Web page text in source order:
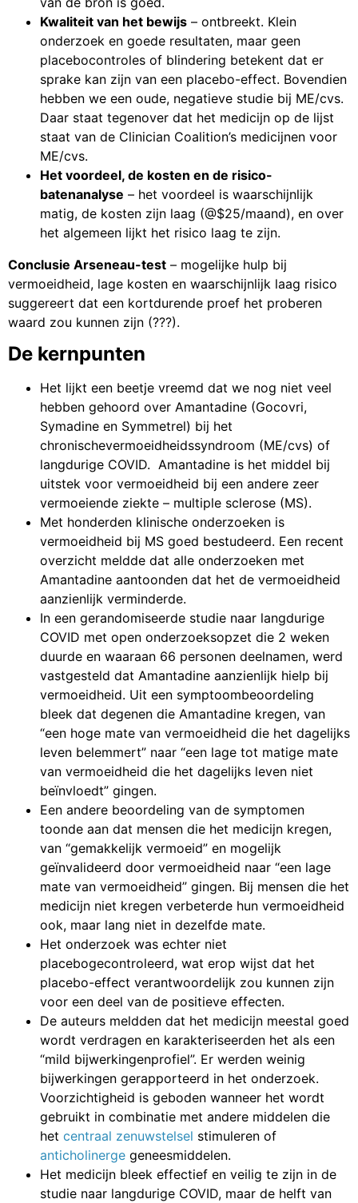
Kwaliteit van het bewijs – ontbreekt. Klein
onderzoek en goede resultaten, maar geen
placebocontroles of blindering betekent dat er
sprake kan zijn van een placebo-effect. Bovendien
hebben we een oude, negatieve studie bij ME/cvs.
Daar staat tegenover dat het medicijn op de lijst
staat van de Clinician Coalition’s medicijnen voor
ME/cvs.
Het voordeel, de kosten en de risico-
batenanalyse – het voordeel is waarschijnlijk
matig, de kosten zijn laag (@$25/maand), en over
het algemeen lijkt het risico laag te zijn.
Conclusie Arseneau-test – mogelijke hulp bij
vermoeidheid, lage kosten en waarschijnlijk laag risico
suggereert dat een kortdurende proef het proberen
waard zou kunnen zijn (???).
De kernpunten
Het lijkt een beetje vreemd dat we nog niet veel
hebben gehoord over Amantadine (Gocovri,
Symadine en Symmetrel) bij het
chronischevermoeidheidssyndroom (ME/cvs) of
langdurige COVID. Amantadine is het middel bij
uitstek voor vermoeidheid bij een andere zeer
vermoeiende ziekte – multiple sclerose (MS).
Met honderden klinische onderzoeken is
vermoeidheid bij MS goed bestudeerd. Een recent
overzicht meldde dat alle onderzoeken met
Amantadine aantoonden dat het de vermoeidheid
aanzienlijk verminderde.
In een gerandomiseerde studie naar langdurige
COVID met open onderzoeksopzet die 2 weken
duurde en waaraan 66 personen deelnamen, werd
vastgesteld dat Amantadine aanzienlijk hielp bij
vermoeidheid. Uit een symptoombeoordeling
bleek dat degenen die Amantadine kregen, van
“een hoge mate van vermoeidheid die het dagelijks
leven belemmert” naar “een lage tot matige mate
van vermoeidheid die het dagelijks leven niet
beïnvloedt” gingen.
Een andere beoordeling van de symptomen
toonde aan dat mensen die het medicijn kregen,
van “gemakkelijk vermoeid” en mogelijk
geïnvalideerd door vermoeidheid naar “een lage
mate van vermoeidheid” gingen. Bij mensen die het
medicijn niet kregen verbeterde hun vermoeidheid
ook, maar lang niet in dezelfde mate.
Het onderzoek was echter niet
placebogecontroleerd, wat erop wijst dat het
placebo-effect verantwoordelijk zou kunnen zijn
voor een deel van de positieve effecten.
De auteurs meldden dat het medicijn meestal goed
wordt verdragen en karakteriseerden het als een
“mild bijwerkingenprofiel”. Er werden weinig
bijwerkingen gerapporteerd in het onderzoek.
Voorzichtigheid is geboden wanneer het wordt
gebruikt in combinatie met andere middelen die
het centraal zenuwstelsel stimuleren of
anticholinerge geneesmiddelen.
Het medicijn bleek effectief en veilig te zijn in de
studie naar langdurige COVID, maar de helft van